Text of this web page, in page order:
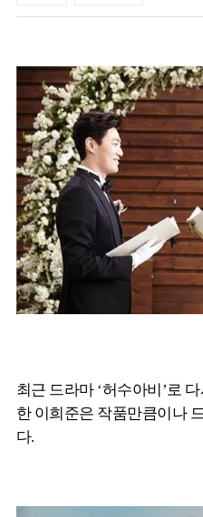
최근 드라마 ‘허수아비’로
한 이희준은 작품만큼이나
다.